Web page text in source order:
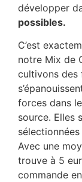
développer
possibles.
C’est
notre Mix de
cultivons des
forces dans
source. Elles
Avec une
trouve à 5
commande